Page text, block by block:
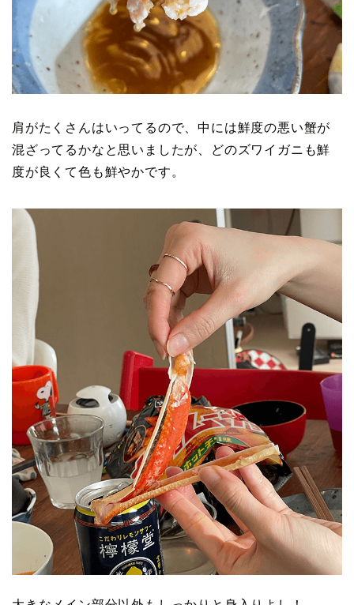
肩がたくさんはいってるので、中には鮮度の悪い蟹が
混ざってるかなと思いましたが、どのズワイガニも鮮
度が良くて色も鮮やかです。